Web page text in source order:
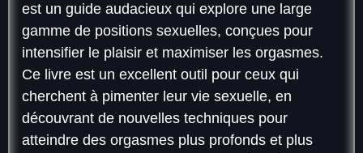
est un guide audacieux qui explore une large
gamme de positions sexuelles, conçues pour
intensifier le plaisir et maximiser les orgasmes.
Ce livre est un excellent outil pour ceux qui
cherchent à pimenter leur vie sexuelle, en
découvrant de nouvelles techniques pour
atteindre des orgasmes plus profonds et plus